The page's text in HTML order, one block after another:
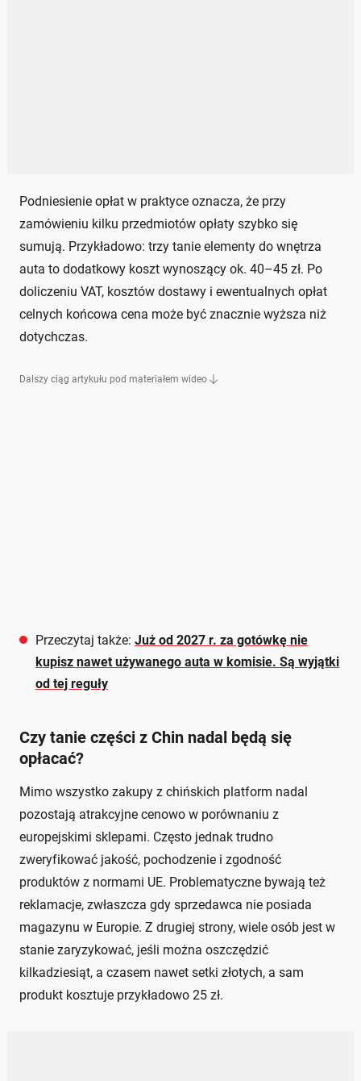
Podniesienie opłat w praktyce oznacza, że przy
zamówieniu kilku przedmiotów opłaty szybko się
sumują. Przykładowo: trzy tanie elementy do wnętrza
auta to dodatkowy koszt wynoszący ok. 40–45 zł. Po
doliczeniu VAT, kosztów dostawy i ewentualnych opłat
celnych końcowa cena może być znacznie wyższa niż
dotychczas.
Dalszy ciąg artykułu pod materiałem wideo
Przeczytaj także: Już od 2027 r. za gotówkę nie
kupisz nawet używanego auta w komisie. Są wyjątki
od tej reguły
Czy tanie części z Chin nadal będą się
opłacać?
Mimo wszystko zakupy z chińskich platform nadal
pozostają atrakcyjne cenowo w porównaniu z
europejskimi sklepami. Często jednak trudno
zweryfikować jakość, pochodzenie i zgodność
produktów z normami UE. Problematyczne bywają też
reklamacje, zwłaszcza gdy sprzedawca nie posiada
magazynu w Europie. Z drugiej strony, wiele osób jest w
stanie zaryzykować, jeśli można oszczędzić
kilkadziesiąt, a czasem nawet setki złotych, a sam
produkt kosztuje przykładowo 25 zł.